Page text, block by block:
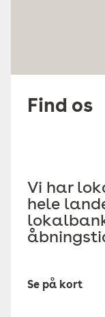
Find os
Vi har
hele
Se på kort